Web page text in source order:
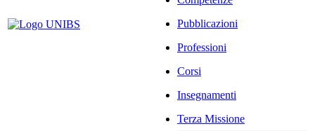
Pubblicazioni
Professioni
Corsi
Insegnamenti
Terza Missione